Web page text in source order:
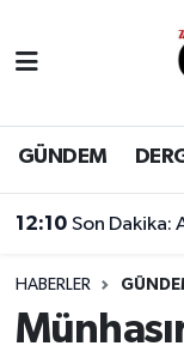
GÜNDEM
12:10 Son Dakika:
HABERLER
BİLİM
DERGİ
DÜNYA
EĞİTİM
Eyüpsultan
Eyüpsultan
Süper Lig
Tüm
Son Dakika